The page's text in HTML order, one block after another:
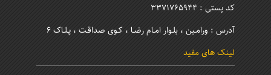
کد پستی : 3371765944
آدرس : ورامـین ، بلـوار امـام رضـا ، کـوی صداقـت ، پـلـاک 6
لینک های مفید